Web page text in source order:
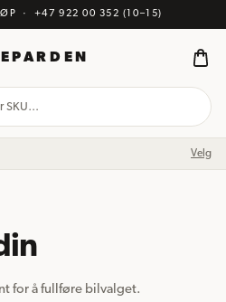
· +47 922 00 352 (10–15)
SKU…
Velg
for å fullføre bilvalget.